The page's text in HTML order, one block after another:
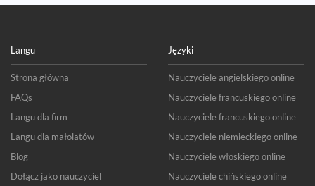
Langu
Strona główna
FAQs
Langu dla firm
Langu dla małolatów
Blog
Dołącz jako nauczyciel
Języki
Nauczyciele angielskiego online
Nauczyciele francuskiego online
Nauczyciele francuskiego online
Nauczyciele niemieckiego online
Nauczyciele włoskiego online
Nauczyciele chińskiego online